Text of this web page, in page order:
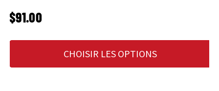
PRIX HABITUEL
$91.00
CHOISIR LES OPTIONS